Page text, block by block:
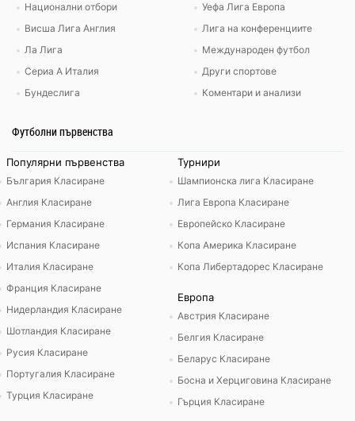
Национални отбори
Висша Лига Англия
Ла Лига
Сериа А Италия
Бундеслига
Уефа Лига Европа
Лига на конференциите
Международен футбол
Други спортове
Коментари и анализи
Футболни първенства
Популярни първенства
България Класиране
Англия Класиране
Германия Класиране
Испания Класиране
Италия Класиране
Франция Класиране
Нидерландия Класиране
Шотландия Класиране
Русия Класиране
Португалия Класиране
Турция Класиране
Турнири
Шампионска лига Класиране
Лига Европа Класиране
Европейско Класиране
Копа Америка Класиране
Копа Либертадорес Класиране
Европа
Австрия Класиране
Белгия Класиране
Беларус Класиране
Босна и Херциговина Класиране
Гърция Класиране